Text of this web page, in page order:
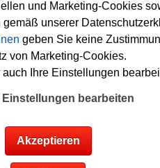
können, müssen Sie nur
der Verlosung gratis mit am
tolle Küchenmaschine
Daumen. Viel Glück!
Anzeige:
und Marketing-Cookies
unserer
geben Sie keine
von Marketing-Cookies.
Ihre Einstellungen
bearbeiten
Akzeptieren